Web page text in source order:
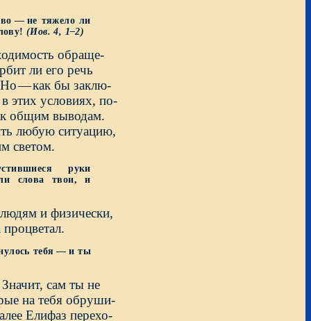
— не тяжело ли
(Иов. 4, 1–2)
обраще-
ли его речь
—как бы заклю-
этих условиях, по-
общим выводам.
любую ситуацию,
светом.
руки
слова твои, и
и физически,
тебя — и ты
сам ты не
на тебя обруши-
Елифаз перехо-